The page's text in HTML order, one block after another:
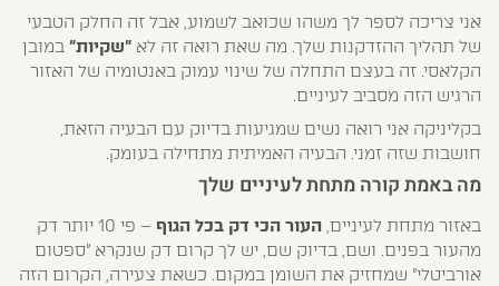
אני צריכה לספר לך משהו שכואב לשמוע, אבל זה החלק הטבעי
של תהליך ההזדקנות שלך. מה שאת רואה זה לא "שקיות" במובן
הקלאסי. זה בעצם התחלה של שינוי עמוק באנטומיה של האזור
הרגיש הזה מסביב לעיניים.
בקליניקה אני רואה נשים שמגיעות בדיוק עם הבעיה הזאת,
חושבות שזה זמני. הבעיה האמיתית מתחילה בעומק.
מה באמת קורה מתחת לעיניים שלך
באזור מתחת לעיניים, העור הכי דק בכל הגוף
– פי 10 יותר דק
מהעור בפנים. ושם, בדיוק שם, יש לך קרום דק שנקרא "ספטום
אורביטלי" שמחזיק את השומן במקום. כשאת צעירה, הקרום הזה